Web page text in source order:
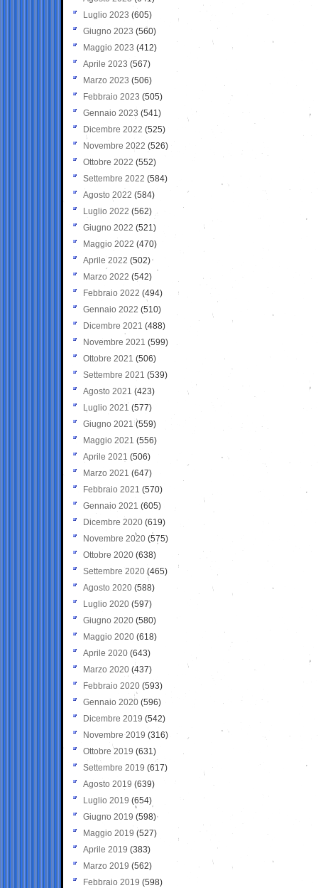
Luglio 2023 (605)
Giugno 2023 (560)
Maggio 2023 (412)
Aprile 2023 (567)
Marzo 2023 (506)
Febbraio 2023 (505)
Gennaio 2023 (541)
Dicembre 2022 (525)
Novembre 2022 (526)
Ottobre 2022 (552)
Settembre 2022 (584)
Agosto 2022 (584)
Luglio 2022 (562)
Giugno 2022 (521)
Maggio 2022 (470)
Aprile 2022 (502)
Marzo 2022 (542)
Febbraio 2022 (494)
Gennaio 2022 (510)
Dicembre 2021 (488)
Novembre 2021 (599)
Ottobre 2021 (506)
Settembre 2021 (539)
Agosto 2021 (423)
Luglio 2021 (577)
Giugno 2021(559)
Maggio 2021 (556)
Aprile 2021 (506)
Marzo 2021 (647)
Febbraio 2021 (570)
Gennaio 2021 (605)
Dicembre 2020 (619)
Novembre 2020 (575)
Ottobre 2020 (638)
Settembre 2020(465)
Agosto 2020 (588)
Luglio 2020 (597)
Giugno 2020 (580)
Maggio 2020 (618)
Aprile 2020 (643)
Marzo 2020 (437)
Febbraio 2020 (593)
Gennaio 2020 (596)
Dicembre 2019 (542)
Novembre 2019 (316)
Ottobre 2019 (631)
Settembre 2019 (617)
Agosto 2019 (639)
Luglio 2019 (654)
Giugno 2019 (598)
Maggio 2019 (527)
Aprile 2019 (383)
Marzo 2019 (562)
Febbraio 2019 (598)